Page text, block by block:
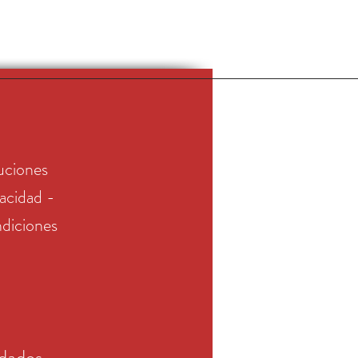
-